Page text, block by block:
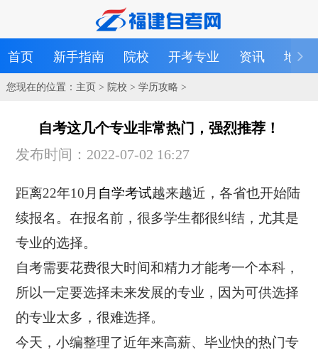
首页 新手指南 院校 开考专业 资讯 地区
您现在的位置： 主页> 院校 > 学历攻略 >
自考这几个专业非常热门，强烈推荐！
发布时间：2022-07-02 16:27
距离22年10月 自学考试越来越近，各省也开始陆
续报名。在报名前，很多学生都很纠结，尤其是
专业的选择。
自考需要花费很大时间和精力才能考一个本科，
所以一定要选择未来发展的专业，因为可供选择
的专业太多，很难选择。
今天，小编整理了近年来高薪、毕业快的热门专